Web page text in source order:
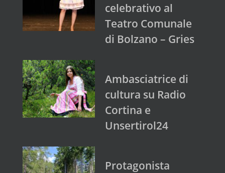
celebrativo al
Teatro Comunale
di Bolzano – Gries
Ambasciatrice di
cultura su Radio
Cortina e
Unsertirol24
Protagonista